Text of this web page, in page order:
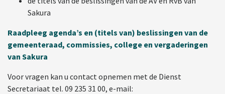
Sakura
Raadpleeg agenda’s en (titels van) beslissingen van de
gemeenteraad, commissies, college en vergaderingen
van Sakura
Voor vragen kan u contact opnemen met de Dienst
Secretariaat tel. 09 235 31 00, e-mail: